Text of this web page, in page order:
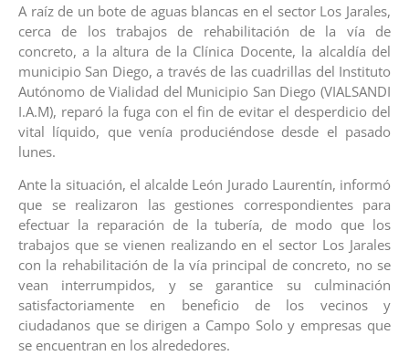
A raíz de un bote de aguas blancas en el sector Los Jarales,
cerca de los trabajos de rehabilitación de la vía de
concreto, a la altura de la Clínica Docente, la alcaldía del
municipio San Diego, a través de las cuadrillas del Instituto
Autónomo de Vialidad del Municipio San Diego (VIALSANDI
I.A.M), reparó la fuga con el fin de evitar el desperdicio del
vital líquido, que venía produciéndose desde el pasado
lunes.
Ante la situación, el alcalde León Jurado Laurentín, informó
que se realizaron las gestiones correspondientes para
efectuar la reparación de la tubería, de modo que los
trabajos que se vienen realizando en el sector Los Jarales
con la rehabilitación de la vía principal de concreto, no se
vean interrumpidos, y se garantice su culminación
satisfactoriamente en beneficio de los vecinos y
ciudadanos que se dirigen a Campo Solo y empresas que
se encuentran en los alrededores.